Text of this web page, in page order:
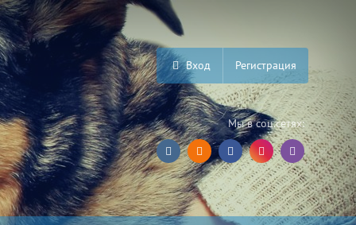
Вход Регистрация
Мы в соц.сетях: